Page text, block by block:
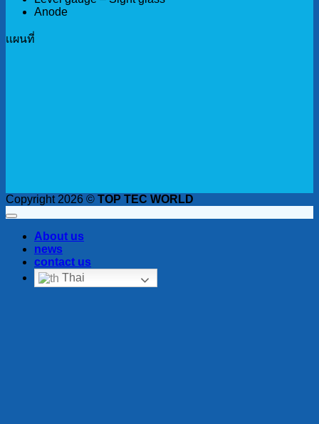
Anode
เเผนที่
Copyright 2026 © TOP TEC WORLD
About us
news
contact us
Thai